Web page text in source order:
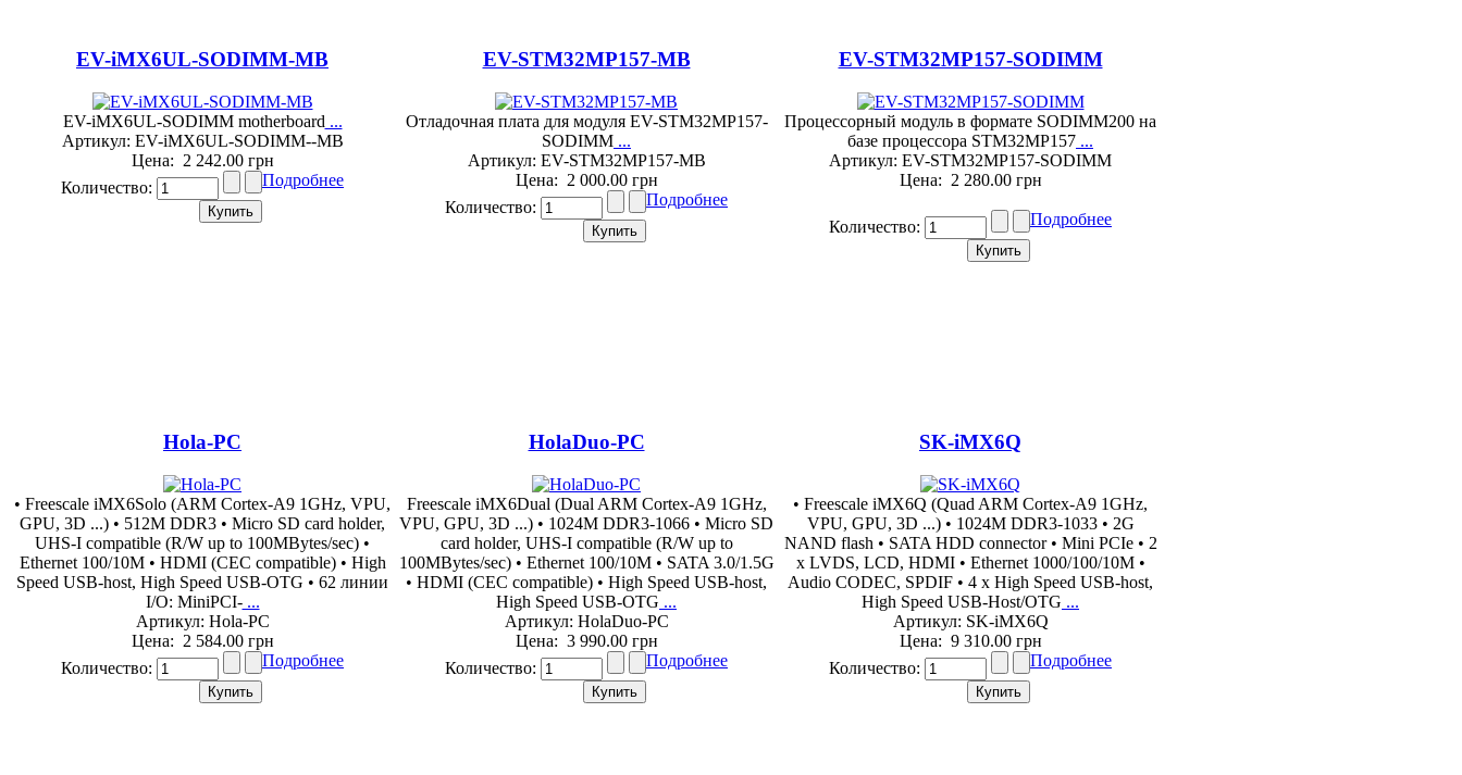
EV-iMX6UL-SODIMM-MB
EV-iMX6UL-SODIMM motherboard ...
Артикул: EV-iMX6UL-SODIMM--MB
Цена: 2 242.00 грн
Количество:
Подробнее
EV-STM32MP157-MB
Отладочная плата для модуля EV-STM32MP157-
SODIMM ...
Артикул: EV-STM32MP157-MB
Цена: 2 000.00 грн
Количество:
Подробнее
EV-STM32MP157-SODIMM
Процессорный модуль в формате SODIMM200 на
базе процессора STM32MP157 ...
Артикул: EV-STM32MP157-SODIMM
Цена: 2 280.00 грн
Количество: Подробнее
Hola-PC
• Freescale iMX6Solo (ARM Cortex-A9 1GHz, VPU,
GPU, 3D ...) • 512M DDR3 • Micro SD card holder,
UHS-I compatible (R/W up to 100MBytes/sec) •
Ethernet 100/10M • HDMI (CEC compatible) • High
Speed USB-host, High Speed USB-OTG • 62 линии
I/O: MiniPCI-...
Артикул: Hola-PC
Цена: 2 584.00 грн
Количество:
Подробнее
HolaDuo-PC
Freescale iMX6Dual (Dual ARM Cortex-A9 1GHz,
VPU, GPU, 3D ...) • 1024M DDR3-1066 • Micro SD
card holder, UHS-I compatible (R/W up to
100MBytes/sec) • Ethernet 100/10M • SATA 3.0/1.5G
• HDMI (CEC compatible) • High Speed USB-host,
High Speed USB-OTG ...
Артикул: HolaDuo-PC
Цена: 3 990.00 грн
Количество:
Подробнее
SK-iMX6Q
• Freescale iMX6Q (Quad ARM Cortex-A9 1GHz,
VPU, GPU, 3D ...) • 1024M DDR3-1033 • 2G
NAND flash • SATA HDD connector • Mini PCIe • 2
x LVDS, LCD, HDMI • Ethernet 1000/100/10M •
Audio CODEC, SPDIF • 4 x High Speed USB-host,
High Speed USB-Host/OTG ...
Артикул: SK-iMX6Q
Цена: 9 310.00 грн
Количество:
Подробнее